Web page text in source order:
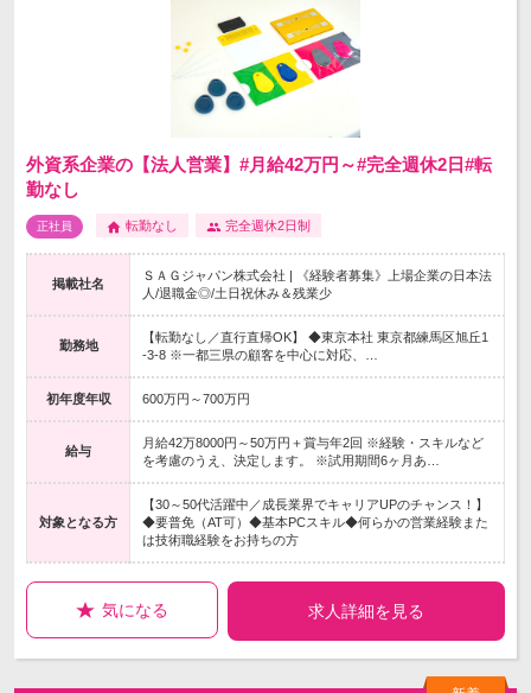
外資系企業の【法人営業】#月給42万円～#完全週休2日#転
勤なし
正社員 転勤なし 完全週休2日制
掲載社名
ＳＡＧジャパン株式会社 | 《経験者募集》上場企業の日本法
人/退職金◎/土日祝休み＆残業少
勤務地
【転勤なし／直行直帰OK】 ◆東京本社 東京都練馬区旭丘1
-3-8 ※一都三県の顧客を中心に対応、…
初年度年収 600万円～700万円
給与
月給42万8000円～50万円＋賞与年2回 ※経験・スキルなど
を考慮のうえ、決定します。 ※試用期間6ヶ月あ…
対象となる方
【30～50代活躍中／成長業界でキャリアUPのチャンス！】
◆要普免（AT可）◆基本PCスキル◆何らかの営業経験また
は技術職経験をお持ちの方
気になる 求人詳細を見る